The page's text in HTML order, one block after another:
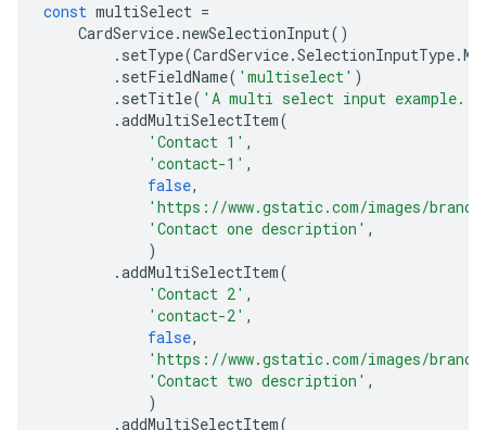
const multiSelect =
CardService.newSelectionInput()
. setType(CardService.SelectionInputType.
. setFieldName( 'multiselect' )
. setTitle( 'A multi select input example.'
.addMultiSelectItem(
'Contact 1' ,
'contact-1' ,
false,
'https://www.gstatic.com/images/
'Contact one description' ,
)
.addMultiSelectItem(
'Contact 2' ,
'contact-2' ,
false,
'https://www.gstatic.com/images/
'Contact two description' ,
)
.addMultiSelectItem(